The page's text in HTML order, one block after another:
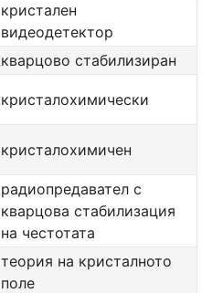
кристален
видеодетектор
кварцово стабилизиран
кристалохимически
кристалохимичен
радиопредавател с
кварцова стабилизация
на честотата
теория на кристалното
поле